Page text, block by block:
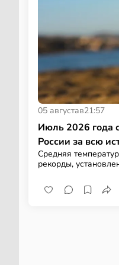
05 августав21:57
Июль 2026 года
России за всю
Средняя
рекорды,